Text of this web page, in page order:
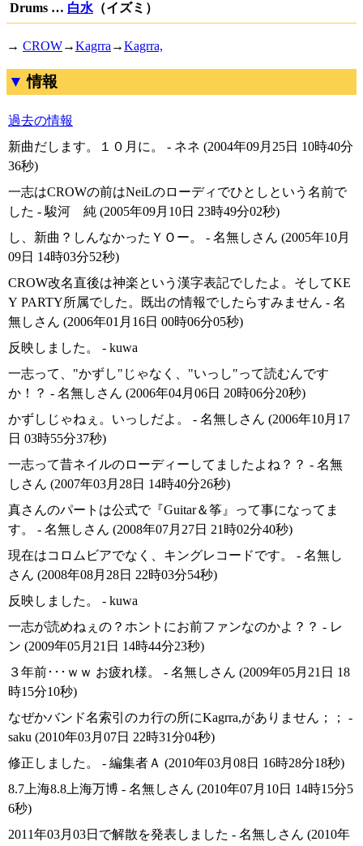
Drums … 白水 （イズミ）
→ CROW→Kagrra →Kagrra,
情報
過去の情報
新曲だします。１０月に。 - ネネ (2004年09月25日 10時40分
36秒)
一志はCROWの前はNeiLのローディでひとしという名前で
した - 駿河 純 (2005年09月10日 23時49分02秒)
し、新曲？しんなかったＹＯー。 - 名無しさん (2005年10月
09日 14時03分52秒)
CROW改名直後は神楽という漢字表記でしたよ。そしてKE
Y PARTY所属でした。既出の情報でしたらすみません - 名
無しさん (2006年01月16日 00時06分05秒)
反映しました。 - kuwa
一志って、"かずし"じゃなく、"いっし"って読むんです
か！？ - 名無しさん (2006年04月06日 20時06分20秒)
かずしじゃねぇ。いっしだよ。 - 名無しさん (2006年10月17
日 03時55分37秒)
一志って昔ネイルのローディーしてましたよね？？ - 名無
しさん (2007年03月28日 14時40分26秒)
真さんのパートは公式で『Guitar＆筝』って事になってま
す。 - 名無しさん (2008年07月27日 21時02分40秒)
現在はコロムビアでなく、キングレコードです。 - 名無し
さん (2008年08月28日 22時03分54秒)
反映しました。 - kuwa
一志が読めねぇの？ホントにお前ファンなのかよ？？ - レ
ン (2009年05月21日 14時44分23秒)
３年前･･･ｗｗ お疲れ様。 - 名無しさん (2009年05月21日 18
時15分10秒)
なぜかバンド名索引のカ行の所にKagrra,がありません；； -
saku (2010年03月07日 22時31分04秒)
修正しました。 - 編集者Ａ (2010年03月08日 16時28分18秒)
8.7上海8.8上海万博 - 名無しさん (2010年07月10日 14時15分5
6秒)
2011年03月03日で解散を発表しました - 名無しさん (2010年